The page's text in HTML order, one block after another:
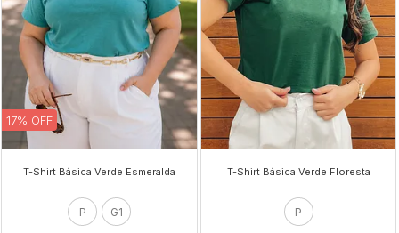
17% OFF
T-Shirt Básica Verde Esmeralda
P G1
T-Shirt Básica Verde Floresta
P